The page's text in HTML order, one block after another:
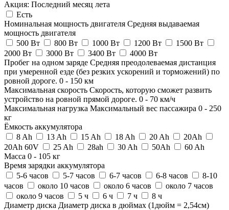
Акция: Последний месяц лета
Есть
Номинальная мощность двигателя Средняя выдаваемая
мощность двигателя
500 Вт
800 Вт 1000 Вт 1200 Вт
1500 Вт
2000 Вт
3000 Вт 3400 Вт
4000 Вт
Пробег на одном заряде Средняя преодолеваемая дистанция
при умеренной езде (без резких ускорений и торможений) по
ровной дороге. 0 - 150 км
Максимальная скорость Скорость, которую сможет развить
устройство на ровной прямой дороге. 0 - 70 км/ч
Максимальная нагрузка Максимальный вес пассажира 0 - 250
кг
Ёмкость аккумулятора
8 Ah
13 Ah 15 Ah 18 Ah 20 Ah
20Ah
20Ah 60V
25 Ah 28ah 30 Ah 50Ah
60 Ah
Масса 0 - 105 кг
Время зарядки аккумулятора
5-6 часов
5-7 часов 6-7 часов 6-8 часов
8-10
часов
около 10 часов около 6 часов
около 7 часов
около 9 часов
5 ч 6 ч 7 ч
8 ч
Диаметр диска Диаметр диска в дюймах (1дюйм = 2,54см)